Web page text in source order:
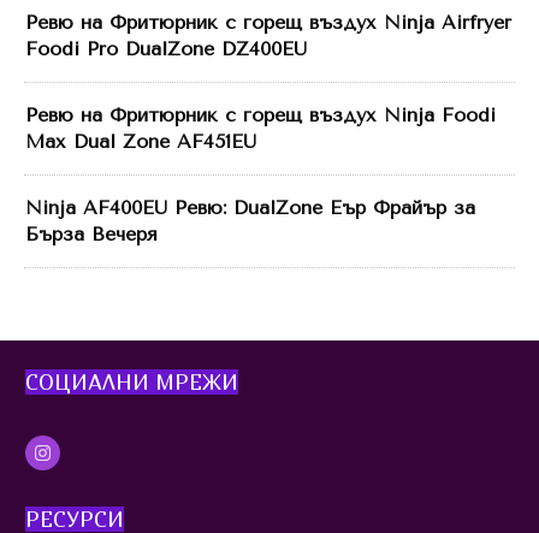
Ревю на Фритюрник с горещ въздух Ninja Airfryer
Foodi Pro DualZone DZ400EU
Ревю на Фритюрник с горещ въздух Ninja Foodi
Max Dual Zone AF451EU
Ninja AF400EU Ревю: DualZone Еър Фрайър за
Бърза Вечеря
СОЦИАЛНИ МРЕЖИ
РЕСУРСИ